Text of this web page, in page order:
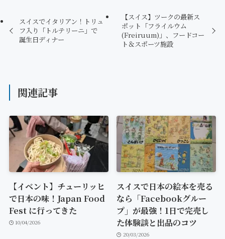
スイスでイタリアン！トリュ
フ入り「トルテリーニ」で
誕生日ディナー
【スイス】ツークの最新ス
ポット「フライルウム
(Freiruum)」、フードコー
ト＆スポーツ施設
関連記事
【イベント】チューリッヒ
で日本の味！Japan Food
Fest に行ってきた
10/04/2026
スイスで日本の絵本を売る
なら「Facebookグルー
プ」が最強！1日で完売し
た体験談と出品のコツ
20/03/2026